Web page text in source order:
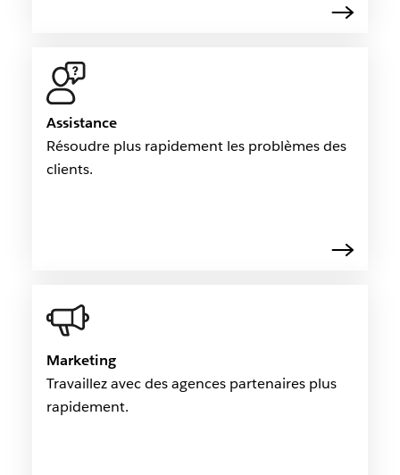
Assistance
Résoudre plus rapidement les problèmes des
clients.
Marketing
Travaillez avec des agences partenaires plus
rapidement.